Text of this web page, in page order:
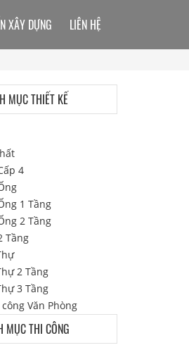
XÂY DỰNG LIÊN HỆ
MỤC THIẾT KẾ
4
1 Tầng
2 Tầng
Tầng
2 Tầng
3 Tầng
Văn Phòng
MỤC THI CÔNG